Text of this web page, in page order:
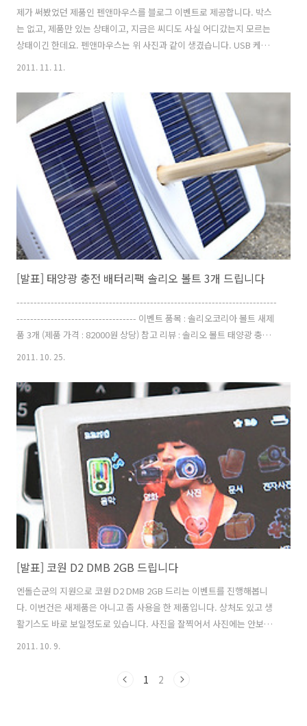
제가 써봤었던 제품인 펜앤마우스를 블로그 이벤트로 제공합니다. 박스
는 없고, 제품만 있는 상태이고, 지금은 씨디도 사실 어디갔는지 모르는
상태이긴 한데요. 펜앤마우스는 위 사진과 같이 생겼습니다. USB 케이
블을 이용해서 충전이 가능하고 배터리가 내장되어 있어서 물론 무선으
을 합니다. 마우스를 펜처럼 쓸 수 있는 것 이구요. 관련 리뷰 : 펜앤마우
스 pen&mouse 블루투스 광마우스펜 리뷰 관련 리뷰를 보시면 이해가
될겁니다. 다만 제품에 처음에 좀 익숙해지려면 많이 사용해봐야합니다.
사용후기가 사실 극과 극을 달리므로 한번 써보고 싶었던 분들 응모해주
세요. 제품 가격은 검색해보니 7만원대 이군요. -------------------..
2011. 11. 11.
[발표] 태양광 충전 배터리팩 솔리오 볼트 3개 드립니다
----------------------------------------------------------------------------
----------------------------------- 이벤트 품목 : 솔리오코리아 볼트 새제
품 3개 (제품 가격 : 82000원 상당) 참고 리뷰 : 솔리오 볼트 태양광 충전
성해 주세요. 참고리뷰에도 댓글을 꼭 남겨주세요. 이메일 주소도 꼭 남
겨주세요. 이벤트기간 : 2011년 11월 6일 자정까지 댓글만 허용 당첨자
발표 : 현 게시물에 11월 7일 이후에 발표 (이메일로 개별 연락) + 구글플
러스와 이웃커넥..
2011. 10. 25.
[발표] 코원 D2 DMB 2GB 드립니다
엔돌슨군의 지원으로 코원 D2 DMB 2GB 드리는 이벤트를 진행해봅니
다. 이번건은 새제품은 아니고 좀 사용을 한 제품입니다. 상처도 있고 생
활기스도 바로 보일정도로 있습니다. 사진을 잘찍어서 사진에는 안보이
지만 있습니다. 학생분들이나 스마트폰에 익숙하지 않고 음악과 DMB 방
분들 응모해주세요. 받고 싶은 사연을 가장 잘 적어주신 한분께 드리겠습
2011. 10. 9.
1 2